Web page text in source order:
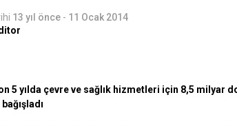
13 yıl önce - 11 Ocak 2014
5 yılda çevre ve sağlık hizmetleri için 8,5 milyar